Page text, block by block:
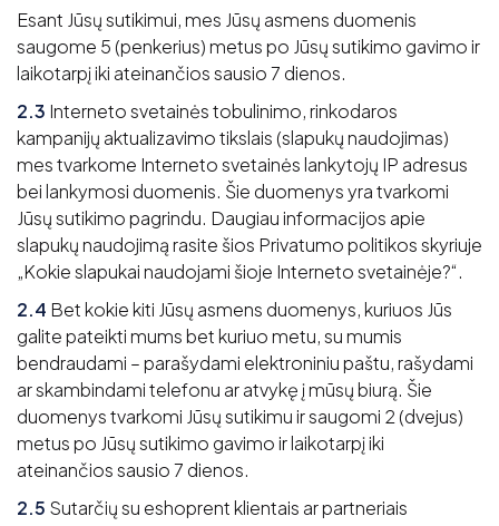
Esant Jūsų sutikimui, mes Jūsų asmens duomenis
saugome 5 (penkerius) metus po Jūsų sutikimo gavimo ir
laikotarpį iki ateinančios sausio 7 dienos.
2.3 Interneto svetainės tobulinimo, rinkodaros
kampanijų aktualizavimo tikslais (slapukų naudojimas)
mes tvarkome Interneto svetainės lankytojų IP adresus
bei lankymosi duomenis. Šie duomenys yra tvarkomi
Jūsų sutikimo pagrindu. Daugiau informacijos apie
slapukų naudojimą rasite šios Privatumo politikos skyriuje
„Kokie slapukai naudojami šioje Interneto svetainėje?“.
2.4 Bet kokie kiti Jūsų asmens duomenys, kuriuos Jūs
galite pateikti mums bet kuriuo metu, su mumis
bendraudami – parašydami elektroniniu paštu, rašydami
ar skambindami telefonu ar atvykę į mūsų biurą. Šie
duomenys tvarkomi Jūsų sutikimu ir saugomi 2 (dvejus)
metus po Jūsų sutikimo gavimo ir laikotarpį iki
ateinančios sausio 7 dienos.
2.5 Sutarčių su eshoprent klientais ar partneriais